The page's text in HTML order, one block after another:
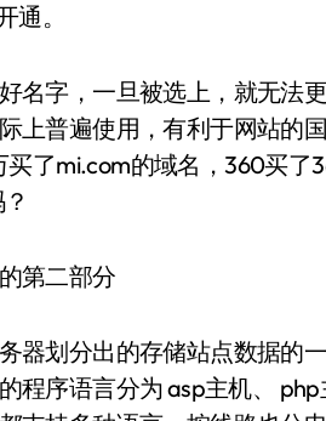
通。
名字，一旦被选上，就无法
上普遍使用，有利于网站的
了mi.com的域名，360买了
第二部分
器划分出的存储站点数据的
程序语言分为 asp主机、